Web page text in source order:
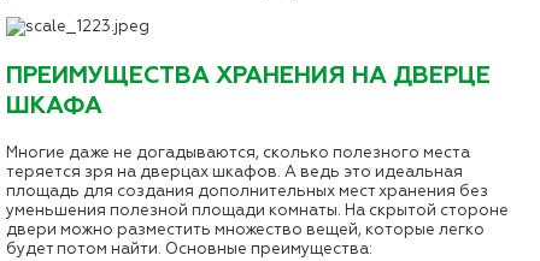
ПРЕИМУЩЕСТВА ХРАНЕНИЯ НА ДВЕРЦЕ
ШКАФА
Многие даже не догадываются, сколько полезного места
теряется зря на дверцах шкафов. А ведь это идеальная
площадь для создания дополнительных мест хранения без
уменьшения полезной площади комнаты. На скрытой стороне
двери можно разместить множество вещей, которые легко
будет потом найти. Основные преимущества: